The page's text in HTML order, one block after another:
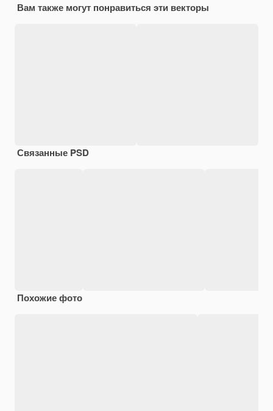
Вам также могут понравиться эти векторы
Связанные PSD
Похожие фото